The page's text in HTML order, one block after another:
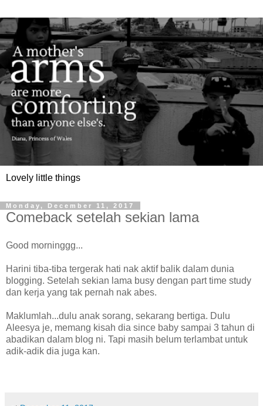
Lovely little things
Monday, December 11, 2017
Comeback setelah sekian lama
Good morninggg...
Harini tiba-tiba tergerak hati nak aktif balik dalam dunia
blogging. Setelah sekian lama busy dengan part time study
dan kerja yang tak pernah nak abes.
Maklumlah...dulu anak sorang, sekarang bertiga. Dulu
Aleesya je, memang kisah dia since baby sampai 3 tahun di
abadikan dalam blog ni. Tapi masih belum terlambat untuk
adik-adik dia juga kan.